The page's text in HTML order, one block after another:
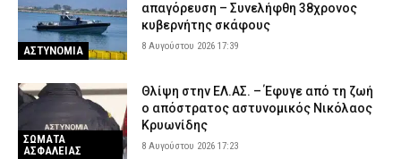
ΑΣΤΥΝΟΜΙΑ
απαγόρευση – Συνελήφθη 38χρονος
κυβερνήτης σκάφους
8 Αυγούστου 2026 17:39
ΣΩΜΑΤΑ
ΑΣΦΑΛΕΙΑΣ
Θλίψη στην ΕΛ.ΑΣ. – Έφυγε από τη ζωή
ο απόστρατος αστυνομικός Νικόλαος
Κρυωνίδης
8 Αυγούστου 2026 17:23